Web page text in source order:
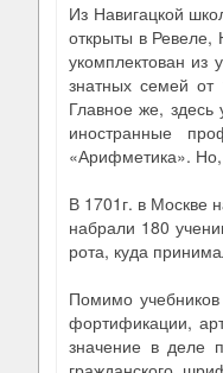
Из Навигацкой
открыты в Ревеле,
укомплектован из
знатных семей
Главное же,
иностранные
«Арифметика». Но,
В 1701г. в Москве
набрали 180
рота, куда
Помимо
фортификации,
значение в деле